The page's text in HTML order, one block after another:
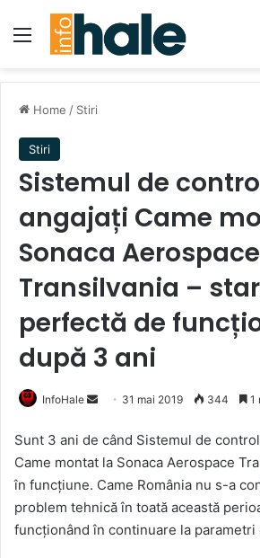
Menu
Home / Stiri
Stiri
Sistemul de
angajați Came
Sonaca Aerospace
Transilvania –
perfectă de
după 3 ani
InfoHale
Send
email
31 mai 2019 344 1
Sunt 3 ani de când Sistemul de
Came montat la Sonaca Aerospace
în funcțiune. Came România nu s-a
problem tehnică în toată această
funcționând în continuare la parametri